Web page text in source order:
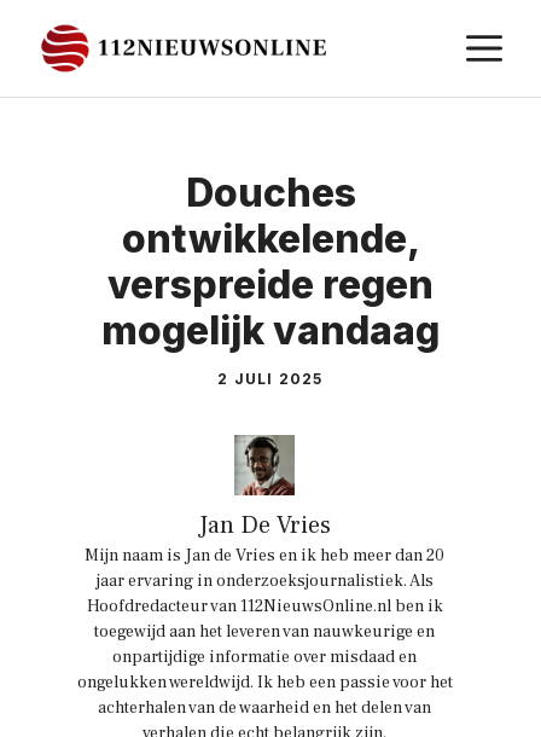
naar
de
Douches
ontwikkelende,
verspreide regen
mogelijk vandaag
2 JULI 2025
Jan De Vries
Mijn naam is Jan de Vries en ik heb meer dan 20
jaar ervaring in onderzoeksjournalistiek. Als
Hoofdredacteur van 112NieuwsOnline.nl ben ik
toegewijd aan het leveren van nauwkeurige en
onpartijdige informatie over misdaad en
ongelukken wereldwijd. Ik heb een passie voor het
achterhalen van de waarheid en het delen van